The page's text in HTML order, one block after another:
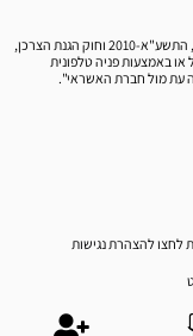
"ביטול עסקה יעשה בהתאם לתקנות הגנת הצרכן (ביטול עסקה), התשע"א-2010 וחוק הגנת הצרכן,
עת מול חברת האשראי".
לחצולהצהרת נגישות